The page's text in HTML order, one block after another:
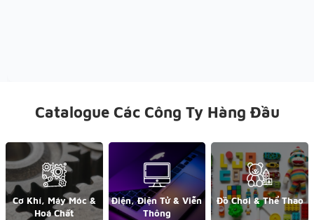
Catalogue Các Công Ty Hàng Đầu
Cơ Khí, Máy Móc &
Hoá Chất
Điện, Điện Tử & Viễn
Thông
Đồ Chơi & Thể Thao